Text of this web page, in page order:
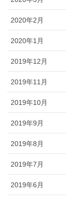
2020年2月
2020年1月
2019年12月
2019年11月
2019年10月
2019年9月
2019年8月
2019年7月
2019年6月